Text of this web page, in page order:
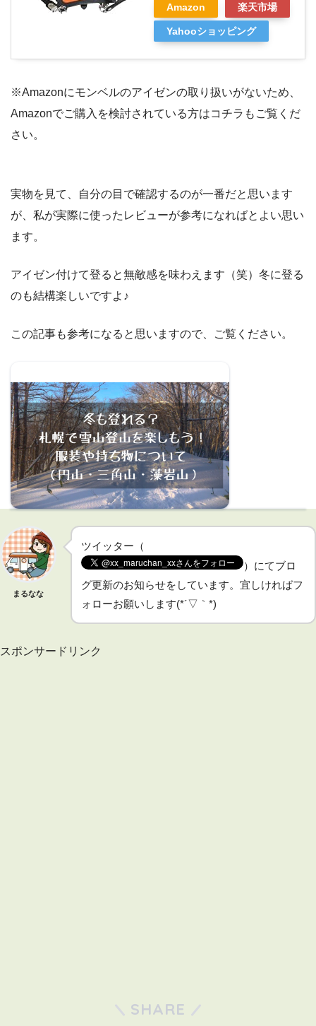
Amazon 楽天市場
Yahooショッピング
※Amazonにモンベルのアイゼンの取り扱いがないため、
Amazonでご購入を検討されている方はコチラもご覧くだ
さい。
実物を見て、自分の目で確認するのが一番だと思います
が、私が実際に使ったレビューが参考になればとよい思い
ます。
アイゼン付けて登ると無敵感を味わえます（笑）冬に登る
のも結構楽しいですよ♪
この記事も参考になると思いますので、ご覧ください。
【北海道】冬でも登れる？札幌で雪山登山
を楽しもう！服装や持ち物（円山・三角
山・藻岩山）
まるなな
ツイッター（
）にてブロ
グ更新のお知らせをしています。宜しければフ
ォローお願いします(*´▽｀*)
スポンサードリンク
SHARE